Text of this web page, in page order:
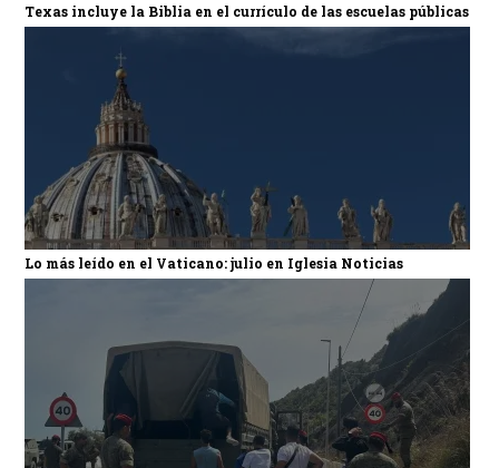
Texas incluye la Biblia en el currículo de las escuelas públicas
Lo más leído en el Vaticano: julio en Iglesia Noticias